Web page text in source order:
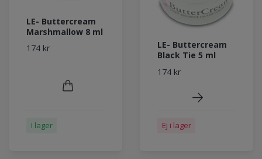
LE- Buttercream
Marshmallow 8 ml
174 kr
I lager
LE- Buttercream
Black Tie 5 ml
174 kr
Ej i lager